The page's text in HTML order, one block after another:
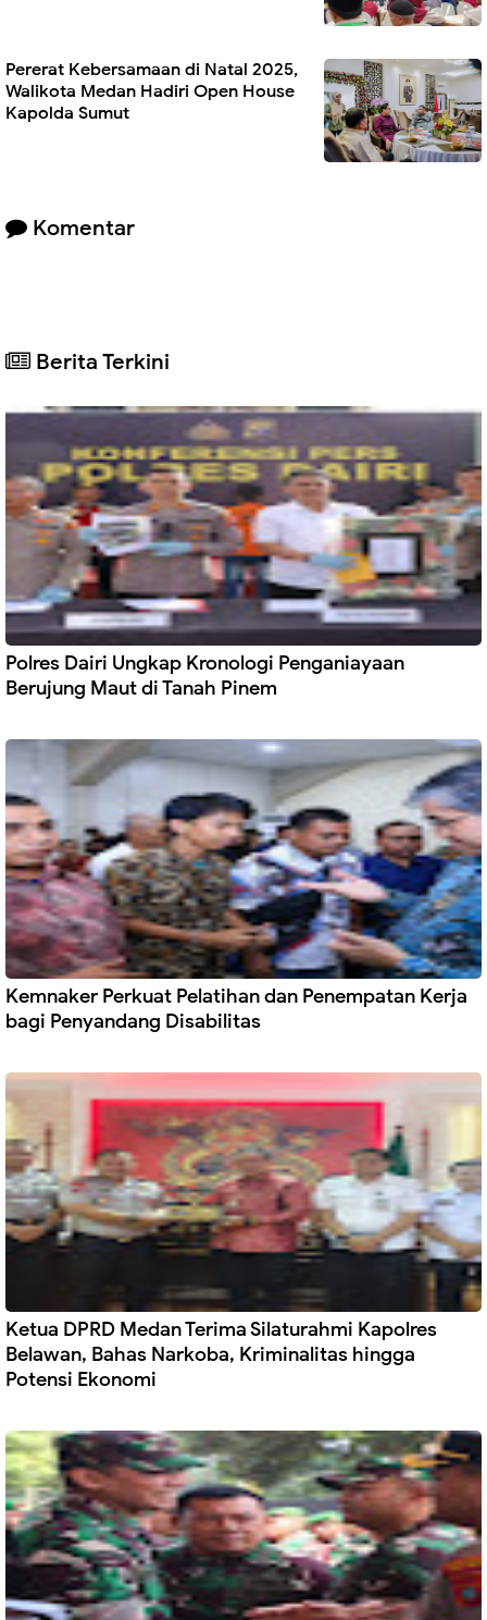
Pererat Kebersamaan di Natal 2025,
Walikota Medan Hadiri Open House
Kapolda Sumut
Komentar
Berita Terkini
Polres Dairi Ungkap Kronologi Penganiayaan
Berujung Maut di Tanah Pinem
Kemnaker Perkuat Pelatihan dan Penempatan Kerja
bagi Penyandang Disabilitas
Ketua DPRD Medan Terima Silaturahmi Kapolres
Belawan, Bahas Narkoba, Kriminalitas hingga
Potensi Ekonomi